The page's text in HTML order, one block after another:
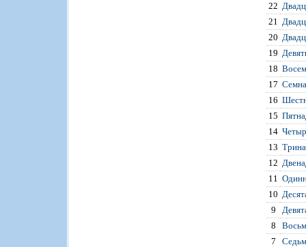
22
21
20
19
18
17
16
15
14
13
12
11
10
9
8
7